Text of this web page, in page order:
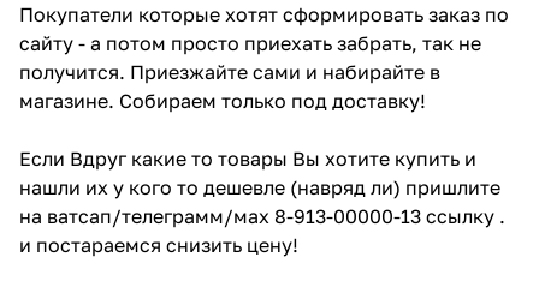
Покупатели которые хотят сформировать заказ по
сайту - а потом просто приехать забрать, так не
получится. Приезжайте сами и набирайте в
магазине. Собираем только под доставку!
Если Вдруг какие то товары Вы хотите купить и
нашли их у кого то дешевле (навряд ли) пришлите
на ватсап/телеграмм/мах 8-913-00000-13 ссылку .
и постараемся снизить цену!